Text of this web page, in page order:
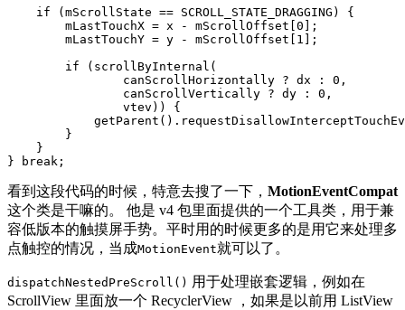
if
( mScrollState == SCROLL_STATE_DRAGGING )
{
mLastTouchX = x - mScrollOffset 0 ];
mLastTouchY = y - mScrollOffset 1 ];
if
( scrollByInternal (
canScrollHorizontally ? dx : 0 ,
canScrollVertically ? dy : 0 ,
vtev ))
{
getParent ().
}
}
}
break ;
看到这段代码的时候，特意去搜了一下， MotionEventCompat
这个类是干嘛的。 他是 v4 包里面提供的一个工具类，用于兼
容低版本的触摸屏手势。平时用的时候更多的是用它来处理多
点触控的情况，当成MotionEvent就可以了。
dispatchNestedPreScroll() 用于处理嵌套逻辑，例如在
ScrollView 里面放一个 RecyclerView ，如果是以前用 ListView